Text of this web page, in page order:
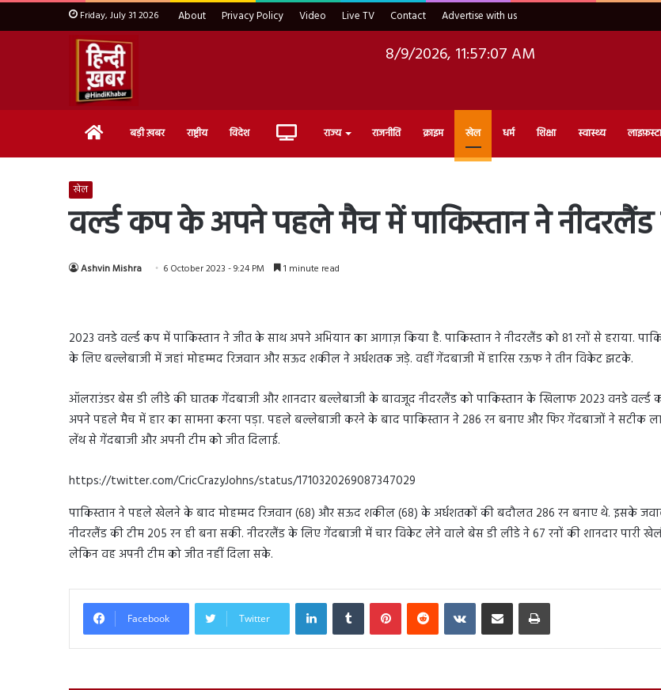
Friday, July 31 2026 About Privacy Policy Video Live TV Contact Advertise with us
8/9/2026, 11:57:08 AM
Home बड़ी ख़बर राष्ट्रीय विदेश Live राज्य राजनीति क्राइम खेल धर्म शिक्षा स्वास्थ्य
खेल
वर्ल्ड कप के अपने पहले मैच में पाकिस्तान ने नीदरलैंड
Ashvin Mishra 6 October 2023 - 9:24 PM 1 minute read
2023 वनडे वर्ल्ड कप में पाकिस्तान ने जीत के साथ अपने अभियान का आगाज़ किया है. पाकिस्तान ने नीदरलैंड को 81 रनों से हराया.
के लिए बल्लेबाजी में जहां मोहम्मद रिजवान और सऊद शकील ने अर्धशतक जड़े. वहीं गेंदबाजी में हारिस रऊफ ने तीन विकेट झटके.
ऑलराउंडर बेस डी लीडे की घातक गेंदबाजी और शानदार बल्लेबाजी के बावजूद नीदरलैंड को पाकिस्तान के खिलाफ 2023 वनडे वर्ल्ड
अपने पहले मैच में हार का सामना करना पड़ा. पहले बल्लेबाजी करने के बाद पाकिस्तान ने 286 रन बनाए और फिर गेंदबाजों ने सटीक
लेंथ से गेंदबाजी और अपनी टीम को जीत दिलाई.
https://twitter.com/CricCrazyJohns/status/1710320269087347029
पाकिस्तान ने पहले खेलने के बाद मोहम्मद रिजवान (68) और सऊद शकील (68) के अर्धशतकों की बदौलत 286 रन बनाए थे. इसके
नीदरलैंड की टीम 205 रन ही बना सकी. नीदरलैंड के लिए गेंदबाजी में चार विकेट लेने वाले बेस डी लीडे ने 67 रनों की शानदार पारी
लेकिन वह अपनी टीम को जीत नहीं दिला सके.
Facebook Twitter
LinkedInTumblr PinterestReddit VKontakteShare via Email Print